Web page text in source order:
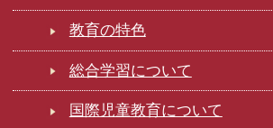
教育の特色
総合学習について
国際児童教育について